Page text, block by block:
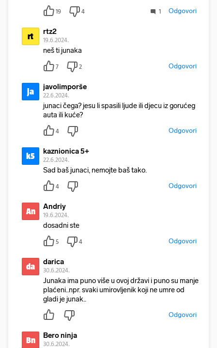
19 4 1 Odgovori
rt rtz2
19.6.2024.
neš ti junaka
7 2 Odgovori
ja javolimporše
22.6.2024.
junaci čega? jesu li spasili ljude ili djecu iz gorućeg
auta ili kuće?
4 Odgovori
k5 kaznionica 5+
22.6.2024.
Sad baš junaci, nemojte baš tako.
4 Odgovori
An Andriy
19.6.2024.
dosadni ste
5 4 Odgovori
da darica
30.6.2024.
Junaka ima puno više u ovoj državi i puno su manje
plaćeni..npr. svaki umirovljenik koji ne umre od
gladi je junak..
Odgovori
Bn Bero ninja
30.6.2024.